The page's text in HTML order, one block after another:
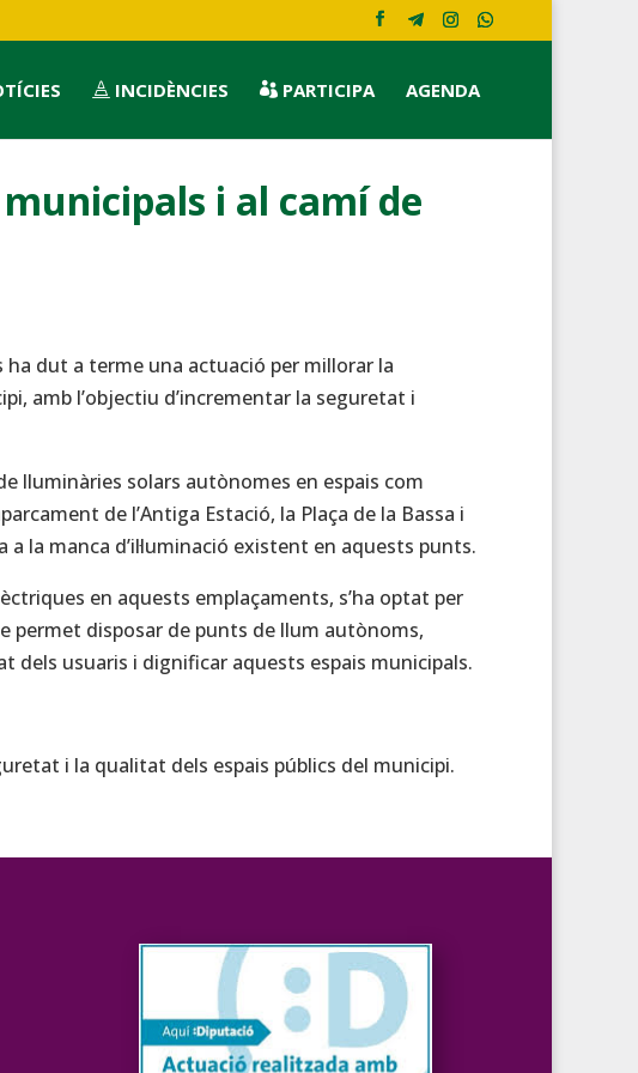
 INCIDÈNCIES  PARTICIPA AGENDA
i al camí de
dut a terme una actuació per millorar la
amb l’objectiu d’incrementar la seguretat i
lluminàries solars autònomes en espais com
de l’Antiga Estació, la Plaça de la Bassa i
la manca d’il·luminació existent en aquests punts.
en aquests emplaçaments, s’ha optat per
permet disposar de punts de llum autònoms,
dels usuaris i dignificar aquests espais municipals.
i la qualitat dels espais públics del municipi.